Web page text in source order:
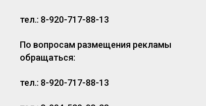
тел.: 8-920-717-88-13
По вопросам размещения рекламы
обращаться:
тел.: 8-920-717-88-13